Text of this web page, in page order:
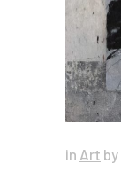
in Art by